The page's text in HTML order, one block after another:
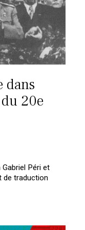
dans
20e
Péri et
de traduction